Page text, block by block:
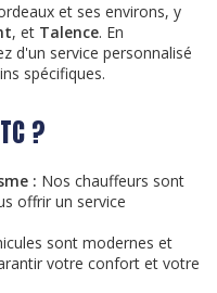
et ses environs, y
, et Talence. En
d'un service personnalisé
spécifiques.
?
: Nos chauffeurs sont
offrir un service
sont modernes et
votre confort et votre